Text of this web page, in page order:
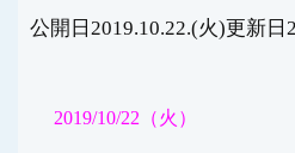
2019.10.22.(火)
2019/10/22（火）